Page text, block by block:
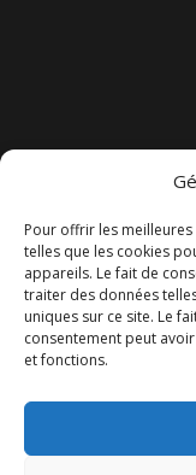
Pour offrir les
telles que les cookies
appareils. Le fait de
traiter des données
uniques sur ce site. Le
consentement peut
et fonctions.